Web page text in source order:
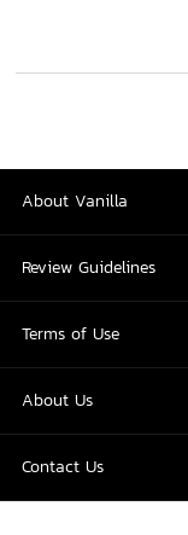
About Vanilla
Review Guidelines
Terms of Use
About Us
Contact Us